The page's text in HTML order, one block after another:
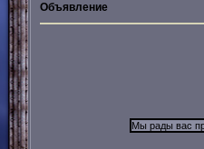
Объявление